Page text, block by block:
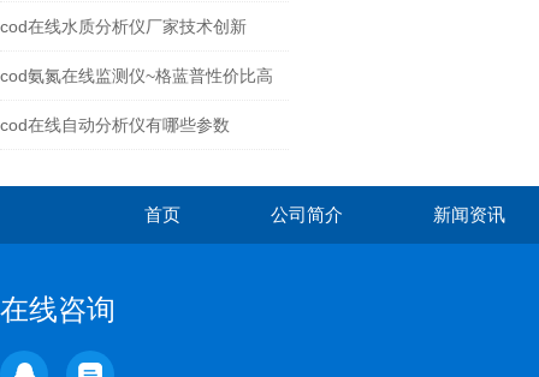
cod在线水质分析仪厂家技术创新
cod氨氮在线监测仪~格蓝普性价比高
cod在线自动分析仪有哪些参数
首页 公司简介 新闻资讯
在线咨询